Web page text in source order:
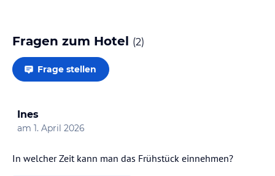
Fragen zum Hotel (2)
Frage stellen
Ines
am 1. April 2026
In welcher Zeit kann man das Frühstück einnehmen?